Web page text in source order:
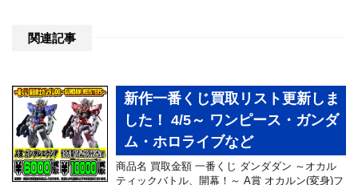
関連記事
新作一番くじ買取リスト更新しま
した！ 4/5～ ワンピース・ガンダ
ム・ホロライブなど
商品名 買取金額 一番くじ ダンダダン ～オカル
ティックバトル、開幕！～ A賞 オカルン(変身)フ